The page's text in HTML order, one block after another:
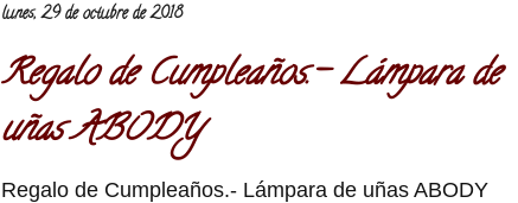
lunes, 29 de octubre de 2018
Regalo de Cumpleaños.- Lámpara de
uñas ABODY
Regalo de Cumpleaños.- Lámpara de uñas ABODY